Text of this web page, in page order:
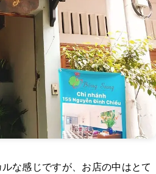
な感じですが、お店の中はとて